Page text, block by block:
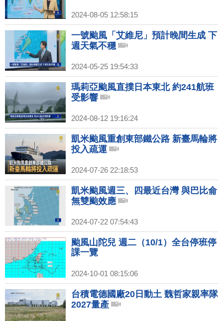
2024-08-05 12:58:15
一號颱風「艾維尼」預計晚間生成 下
週天氣不穩
2024-05-25 19:54:33
瑪莉亞颱風直撲日本東北 約241航班
受影響
2024-08-12 19:16:24
凱米颱風重創東部鐵公路 新臺馬輪將
投入疏運
2024-07-26 22:18:53
凱米颱風週三、四最近台灣 與巴比侖
無雙颱效應
2024-07-22 07:54:43
颱風山陀兒 週二（10/1）全台停班停
課一覽
2024-10-01 08:15:06
台積電德國廠20日動土 魏哲家親率隊
2027量產